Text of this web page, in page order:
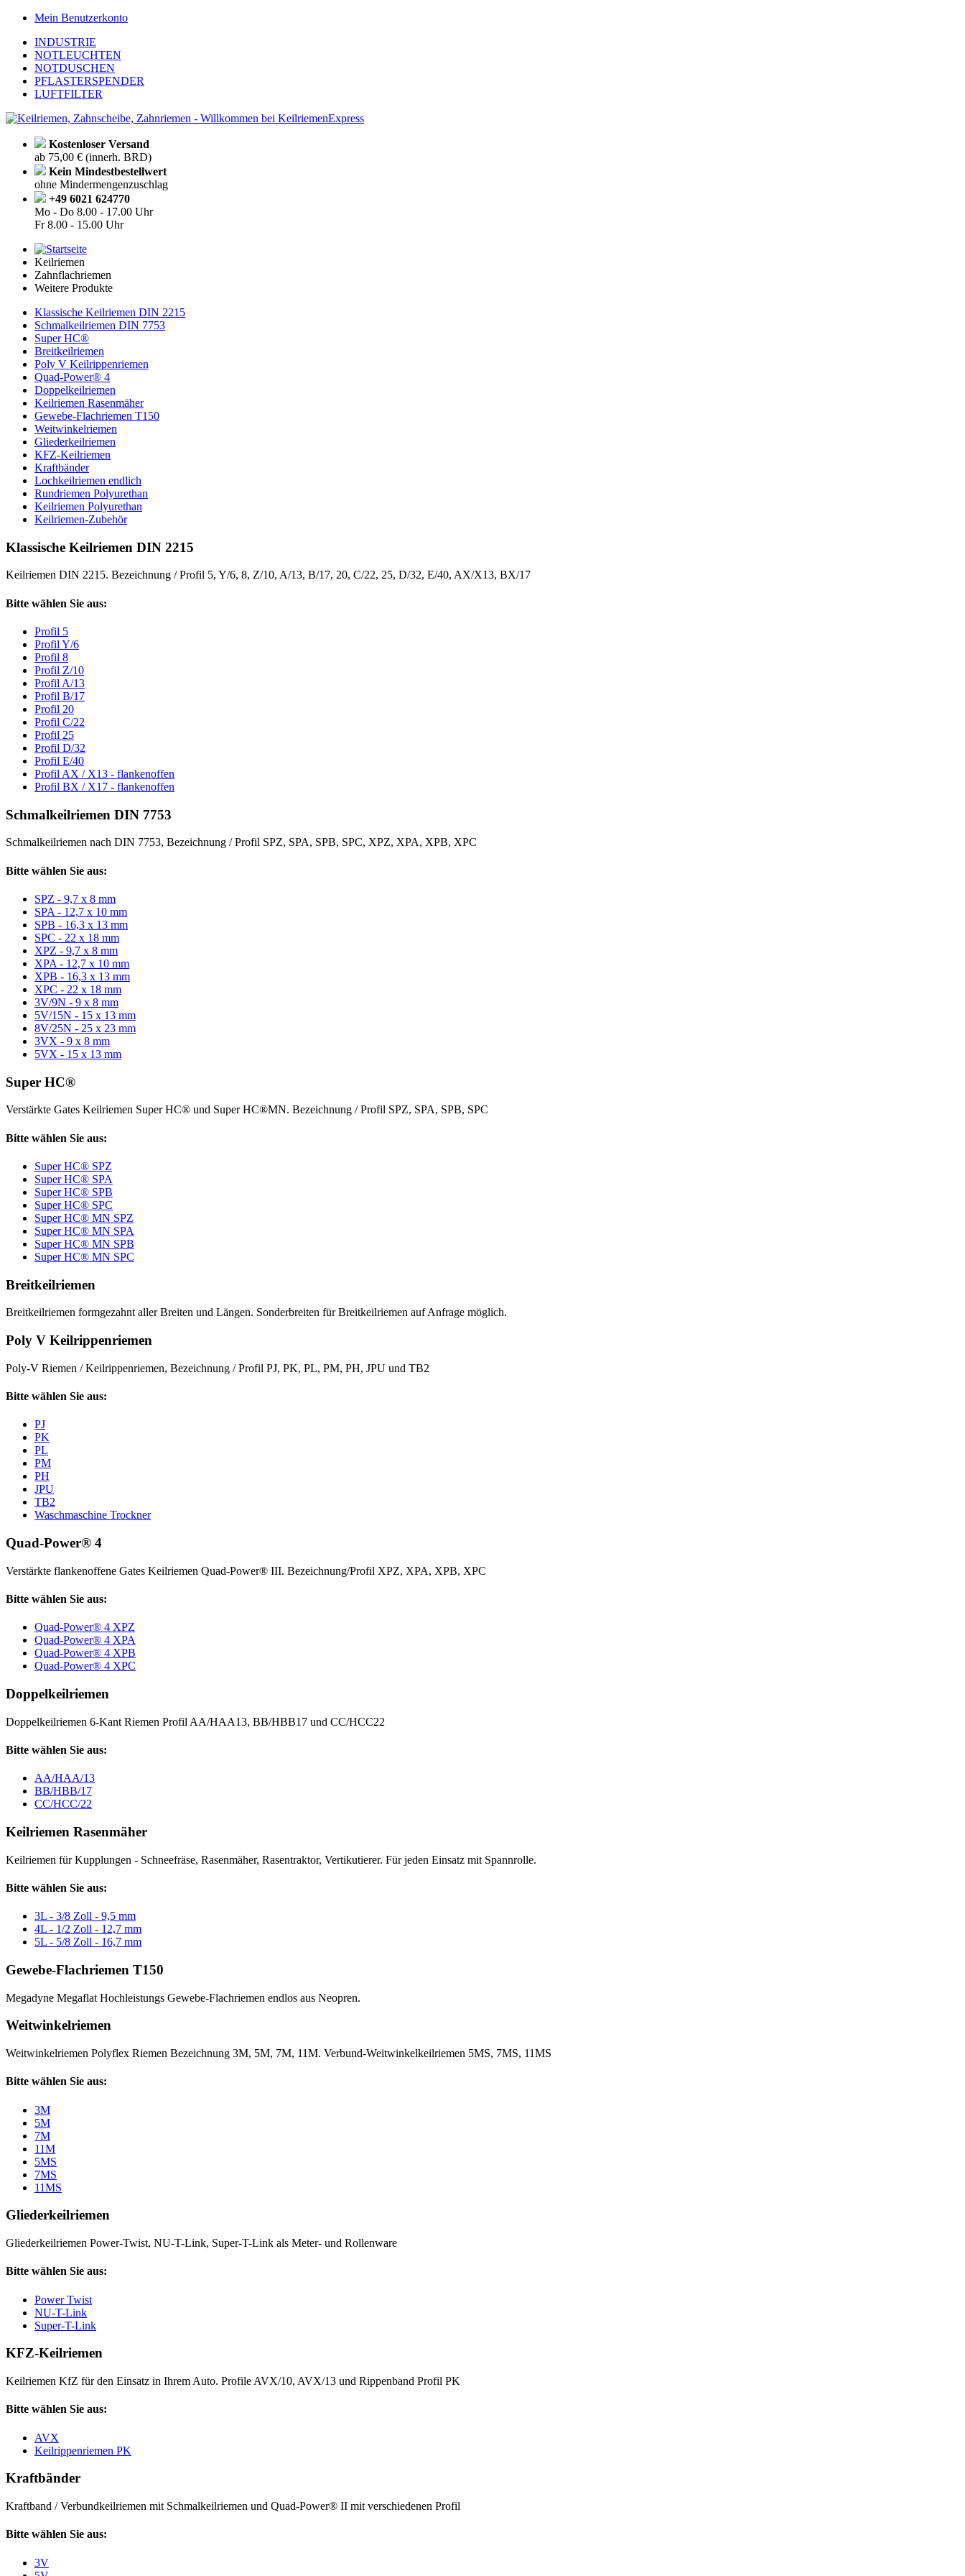
Mein Benutzerkonto
INDUSTRIE
NOTLEUCHTEN
NOTDUSCHEN
PFLASTERSPENDER
LUFTFILTER
Kostenloser Versand
ab 75,00 € (innerh. BRD)
Kein Mindestbestellwert
ohne Mindermengenzuschlag
+49 6021 624770
Mo - Do 8.00 - 17.00 Uhr
Fr8.00 - 15.00 Uhr
Keilriemen
Zahnflachriemen
Weitere Produkte
Klassische Keilriemen DIN 2215
Schmalkeilriemen DIN 7753
Super HC®
Breitkeilriemen
Poly V Keilrippenriemen
Quad-Power® 4
Doppelkeilriemen
Keilriemen Rasenmäher
Gewebe-Flachriemen T150
Weitwinkelriemen
Gliederkeilriemen
KFZ-Keilriemen
Kraftbänder
Lochkeilriemen endlich
Rundriemen Polyurethan
Keilriemen Polyurethan
Keilriemen-Zubehör
Klassische Keilriemen DIN 2215
Keilriemen DIN 2215. Bezeichnung / Profil 5, Y/6, 8, Z/10, A/13, B/17, 20, C/22, 25, D/32, E/40, AX/X13, BX/17
Bitte wählen Sie aus:
Profil 5
Profil Y/6
Profil 8
Profil Z/10
Profil A/13
Profil B/17
Profil 20
Profil C/22
Profil 25
Profil D/32
Profil E/40
Profil AX / X13 - flankenoffen
Profil BX / X17 - flankenoffen
Schmalkeilriemen DIN 7753
Schmalkeilriemen nach DIN 7753, Bezeichnung / Profil SPZ, SPA, SPB, SPC, XPZ, XPA, XPB, XPC
Bitte wählen Sie aus:
SPZ - 9,7 x 8 mm
SPA - 12,7 x 10 mm
SPB - 16,3 x 13 mm
SPC - 22 x 18 mm
XPZ - 9,7 x 8 mm
XPA - 12,7 x 10 mm
XPB - 16,3 x 13 mm
XPC - 22 x 18 mm
3V/9N - 9 x 8 mm
5V/15N - 15 x 13 mm
8V/25N - 25 x 23 mm
3VX - 9 x 8 mm
5VX - 15 x 13 mm
Super HC®
Verstärkte Gates Keilriemen Super HC® und Super HC®MN. Bezeichnung / Profil SPZ, SPA, SPB, SPC
Bitte wählen Sie aus:
Super HC® SPZ
Super HC® SPA
Super HC® SPB
Super HC® SPC
Super HC® MN SPZ
Super HC® MN SPA
Super HC® MN SPB
Super HC® MN SPC
Breitkeilriemen
Breitkeilriemen formgezahnt aller Breiten und Längen. Sonderbreiten für Breitkeilriemen auf Anfrage möglich.
Poly V Keilrippenriemen
Poly-V Riemen / Keilrippenriemen, Bezeichnung / Profil PJ, PK, PL, PM, PH, JPU und TB2
Bitte wählen Sie aus:
PJ
PK
PL
PM
PH
JPU
TB2
Waschmaschine Trockner
Quad-Power® 4
Verstärkte flankenoffene Gates Keilriemen Quad-Power® III. Bezeichnung/Profil XPZ, XPA, XPB, XPC
Bitte wählen Sie aus:
Quad-Power® 4 XPZ
Quad-Power® 4 XPA
Quad-Power® 4 XPB
Quad-Power® 4 XPC
Doppelkeilriemen
Doppelkeilriemen 6-Kant Riemen Profil AA/HAA13, BB/HBB17 und CC/HCC22
Bitte wählen Sie aus:
AA/HAA/13
BB/HBB/17
CC/HCC/22
Keilriemen Rasenmäher
Keilriemen für Kupplungen - Schneefräse, Rasenmäher, Rasentraktor, Vertikutierer. Für jeden Einsatz mit Spannrolle.
Bitte wählen Sie aus:
3L - 3/8 Zoll - 9,5 mm
4L - 1/2 Zoll - 12,7 mm
5L - 5/8 Zoll - 16,7 mm
Gewebe-Flachriemen T150
Megadyne Megaflat Hochleistungs Gewebe-Flachriemen endlos aus Neopren.
Weitwinkelriemen
Weitwinkelriemen Polyflex Riemen Bezeichnung 3M, 5M, 7M, 11M. Verbund-Weitwinkelkeilriemen 5MS, 7MS, 11MS
Bitte wählen Sie aus:
3M
5M
7M
11M
5MS
7MS
11MS
Gliederkeilriemen
Gliederkeilriemen Power-Twist, NU-T-Link, Super-T-Link als Meter- und Rollenware
Bitte wählen Sie aus:
Power Twist
NU-T-Link
Super-T-Link
KFZ-Keilriemen
Keilriemen KfZ für den Einsatz in Ihrem Auto. Profile AVX/10, AVX/13 und Rippenband Profil PK
Bitte wählen Sie aus:
AVX
Keilrippenriemen PK
Kraftbänder
Kraftband / Verbundkeilriemen mit Schmalkeilriemen und Quad-Power® II mit verschiedenen Profil
Bitte wählen Sie aus:
3V